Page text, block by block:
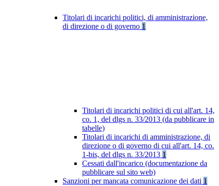
Titolari di incarichi politici, di amministrazione,
di direzione o di governo 1
Titolari di incarichi politici di cui all'art. 14,
co. 1, del dlgs n. 33/2013 (da pubblicare in
tabelle)
Titolari di incarichi di amministrazione, di
direzione o di governo di cui all'art. 14, co.
1-bis, del dlgs n. 33/2013 1
Cessati dall'incarico (documentazione da
pubblicare sul sito web)
Sanzioni per mancata comunicazione dei dati 1